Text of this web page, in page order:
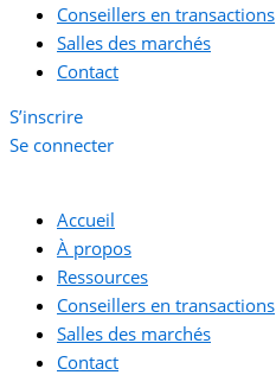
Conseillers en transactions
Salles des marchés
Contact
S’inscrire
Se connecter
Accueil
À propos
Ressources
Conseillers en transactions
Salles des marchés
Contact